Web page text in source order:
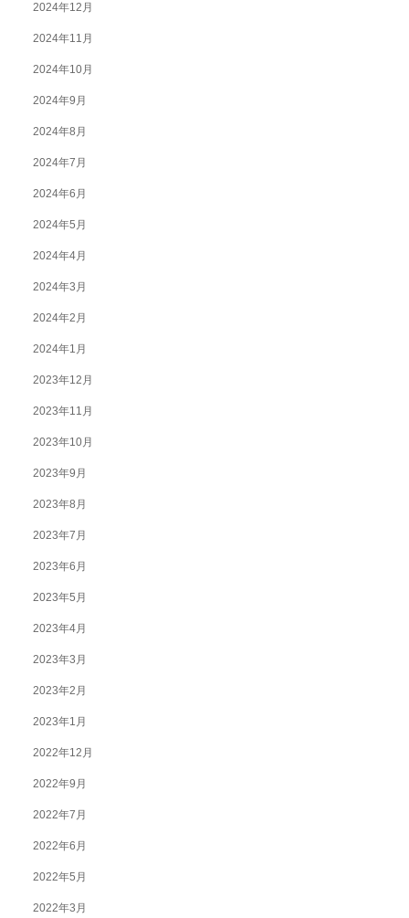
2024年12月
2024年11月
2024年10月
2024年9月
2024年8月
2024年7月
2024年6月
2024年5月
2024年4月
2024年3月
2024年2月
2024年1月
2023年12月
2023年11月
2023年10月
2023年9月
2023年8月
2023年7月
2023年6月
2023年5月
2023年4月
2023年3月
2023年2月
2023年1月
2022年12月
2022年9月
2022年7月
2022年6月
2022年5月
2022年3月